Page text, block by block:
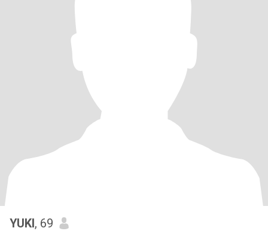
YUKI, 69